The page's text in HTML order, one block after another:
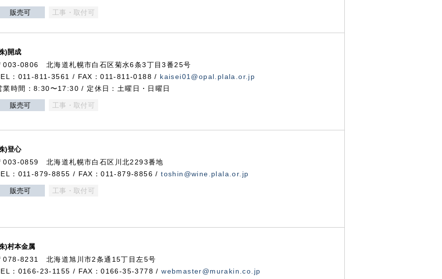
販売可 工事・取付可
)開成
003-0806 北海道札幌市白石区菊水6条3丁目3番25号
：011-811-3561 / FAX：011-811-0188 / kaisei01@opal.plala.or.jp
業時間：8:30〜17:30 / 定休日：土曜日・日曜日
販売可 工事・取付可
)登心
003-0859 北海道札幌市白石区川北2293番地
：011-879-8855 / FAX：011-879-8856 /toshin@wine.plala.or.jp
販売可 工事・取付可
)村本金属
078-8231 北海道旭川市2条通15丁目左5号
：0166-23-1155 / FAX：0166-35-3778 /webmaster@murakin.co.jp